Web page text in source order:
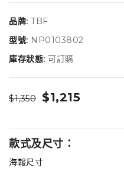
品牌: TBF
型號: NP0103802
庫存狀態: 可訂購
$1,350 $1,215
款式及尺寸：
海報尺寸